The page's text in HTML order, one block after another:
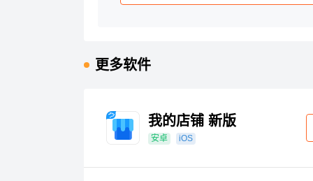
更多软件
我的店铺 新版
安卓 iOS